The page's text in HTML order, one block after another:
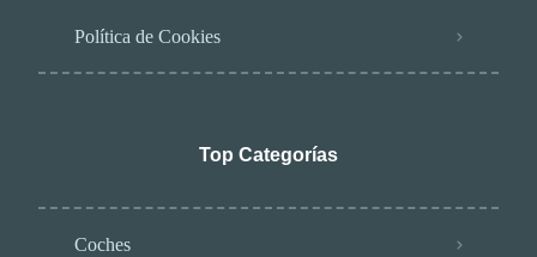
Política de Cookies
Top Categorías
Coches